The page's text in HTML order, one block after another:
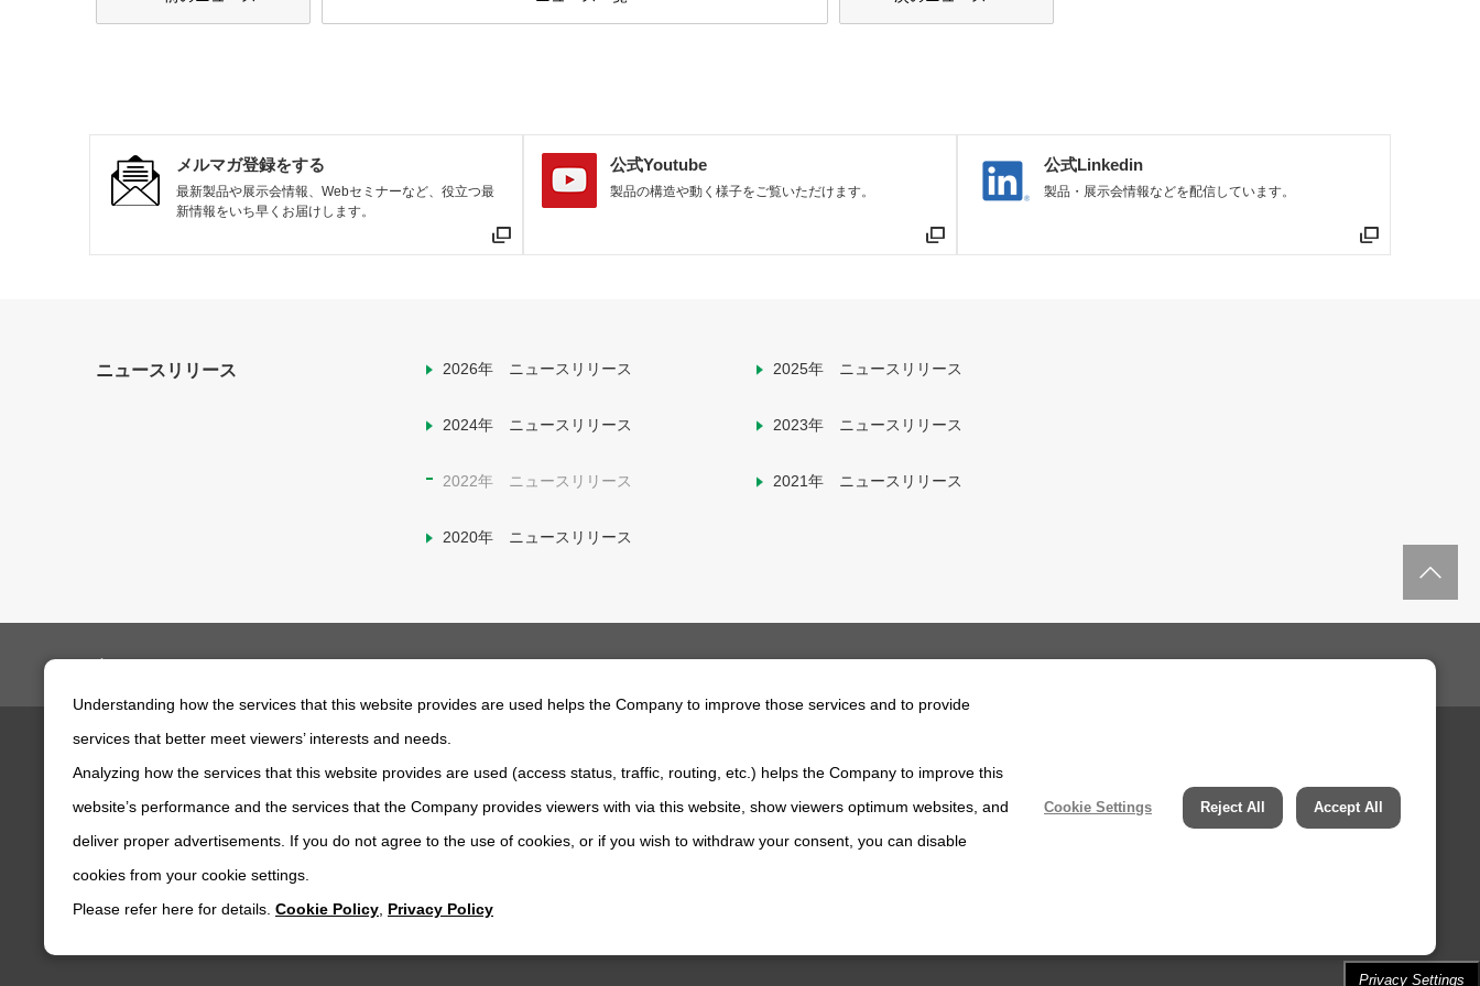
メルマガ登録をする
最新製品や展示会情報、Webセミナーなど、役立つ最
新情報をいち早くお届けします。
公式Youtube
製品の構造や動く様子をご覧いただけます。
公式Linkedin
製品・展示会情報などを配信しています。
ニュースリリース 2026年 ニュースリリース 2025年 ニュースリリース
2024年 ニュースリリース 2023年 ニュースリリース
2022年 ニュースリリース 2021年 ニュースリリース
2020年 ニュースリリース
サポート・お問い合わせ
Privacy Settings
Understanding how the services that this website provides are used helps the Company to improve those services and to provide
services that better meet viewers’ interests and needs.
Analyzing how the services that this website provides are used (access status, traffic, routing, etc.) helps the Company to improve this
website’s performance and the services that the Company provides viewers with via this website, show viewers optimum websites, and
deliver proper advertisements. If you do not agree to the use of cookies, or if you wish to withdraw your consent, you can disable
cookies from your cookie settings.
Please refer here for details. Cookie Policy Privacy Policy
Cookie Settings Reject All Accept All